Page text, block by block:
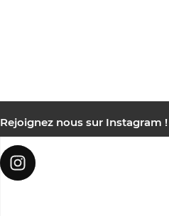
Rejoignez nous sur Instagram !